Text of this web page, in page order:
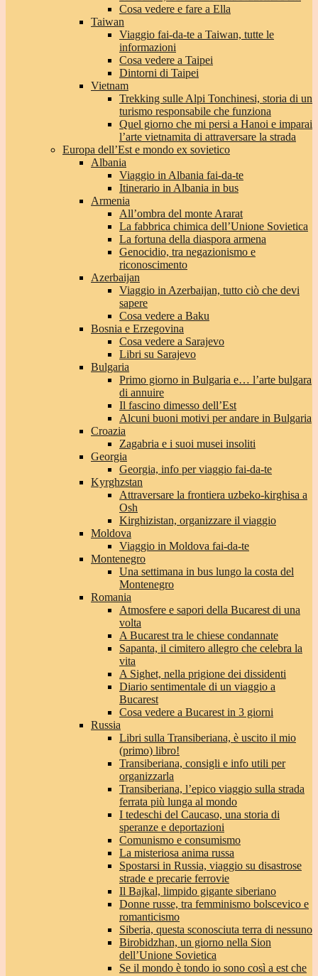
Cosa vedere e fare a Ella
Taiwan
Viaggio fai-da-te a Taiwan, tutte le
informazioni
Cosa vedere a Taipei
Dintorni di Taipei
Vietnam
Trekking sulle Alpi Tonchinesi, storia di un
turismo responsabile che funziona
Quel giorno che mi persi a Hanoi e imparai
l’arte vietnamita di attraversare la strada
Europa dell’Est e mondo ex sovietico
Albania
Viaggio in Albania fai-da-te
Itinerario in Albania in bus
Armenia
All’ombra del monte Ararat
La fabbrica chimica dell’Unione Sovietica
La fortuna della diaspora armena
Genocidio, tra negazionismo e
riconoscimento
Azerbaijan
Viaggio in Azerbaijan, tutto ciò che devi
sapere
Cosa vedere a Baku
Bosnia e Erzegovina
Cosa vedere a Sarajevo
Libri su Sarajevo
Bulgaria
Primo giorno in Bulgaria e… l’arte bulgara
di annuire
Il fascino dimesso dell’Est
Alcuni buoni motivi per andare in Bulgaria
Croazia
Zagabria e i suoi musei insoliti
Georgia
Georgia, info per viaggio fai-da-te
Kyrghzstan
Attraversare la frontiera uzbeko-kirghisa a
Osh
Kirghizistan, organizzare il viaggio
Moldova
Viaggio in Moldova fai-da-te
Montenegro
Una settimana in bus lungo la costa del
Montenegro
Romania
Atmosfere e sapori della Bucarest di una
volta
A Bucarest tra le chiese condannate
Sapanta, il cimitero allegro che celebra la
vita
A Sighet, nella prigione dei dissidenti
Diario sentimentale di un viaggio a
Bucarest
Cosa vedere a Bucarest in 3 giorni
Russia
Libri sulla Transiberiana, è uscito il mio
(primo) libro!
Transiberiana, consigli e info utili per
organizzarla
Transiberiana, l’epico viaggio sulla strada
ferrata più lunga al mondo
I tedeschi del Caucaso, una storia di
speranze e deportazioni
Comunismo e consumismo
La misteriosa anima russa
Spostarsi in Russia, viaggio su disastrose
strade e precarie ferrovie
Il Bajkal, limpido gigante siberiano
Donne russe, tra femminismo bolscevico e
romanticismo
Siberia, questa sconosciuta terra di nessuno
Birobidzhan, un giorno nella Sion
dell’Unione Sovietica
Se il mondo è tondo io sono così a est che